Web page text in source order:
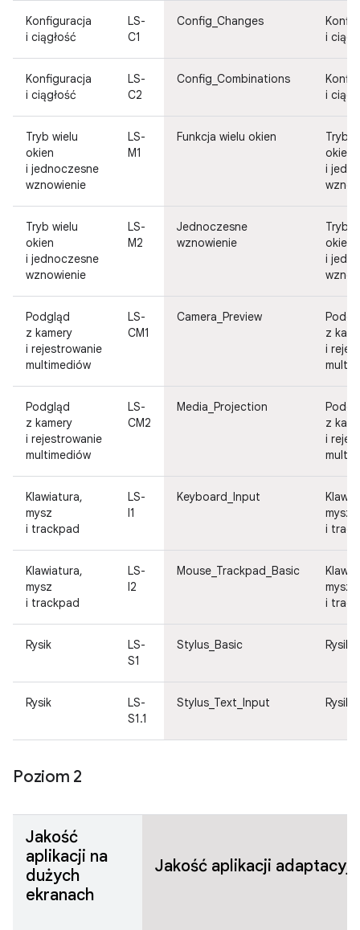
Konfiguracja
i ciągłość
LS-
C1
Config_Changes
i
Konfiguracja
i ciągłość
LS-
C2
Config_Combinations
i
Tryb wielu
okien
i jednoczesne
wznowienie
LS-
M1
Funkcja wielu okien
Tryb
okien
i
Tryb wielu
okien
i jednoczesne
wznowienie
LS-
M2
Jednoczesne
wznowienie
Tryb
okien
i
Podgląd
z kamery
i rejestrowanie
multimediów
LS-
CM1
Camera_Preview
z
i
Podgląd
z kamery
i rejestrowanie
multimediów
LS-
CM2
Media_Projection
z
i
Klawiatura,
mysz
i trackpad
LS-
I1
Keyboard_Input
mysz
i
Klawiatura,
mysz
i trackpad
LS-
I2
Mouse_Trackpad_Basic
mysz
i
Rysik
LS-
S1
Stylus_Basic Rysik
Rysik
LS-
S1.1
Stylus_Text_Input Rysik
Poziom 2
Jakość
aplikacji na
dużych
ekranach
Jakość aplikacji